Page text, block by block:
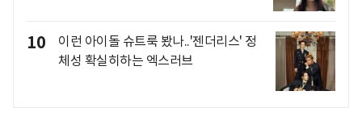
10
이런 아이돌 슈트룩 봤나..'젠더리스' 정
체성 확실히하는 엑스러브